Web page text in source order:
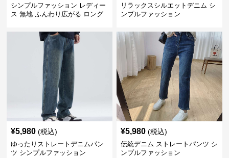
シンプルファッション レディー
ス 無地 ふんわり広がる ロング
リラックスシルエットデニム シ
ンプルファッション
¥5,980 (税込)
ゆったりストレートデニムパン
ツ シンプルファッション
¥5,980 (税込)
伝統デニム ストレートパンツ シ
ンプルファッション